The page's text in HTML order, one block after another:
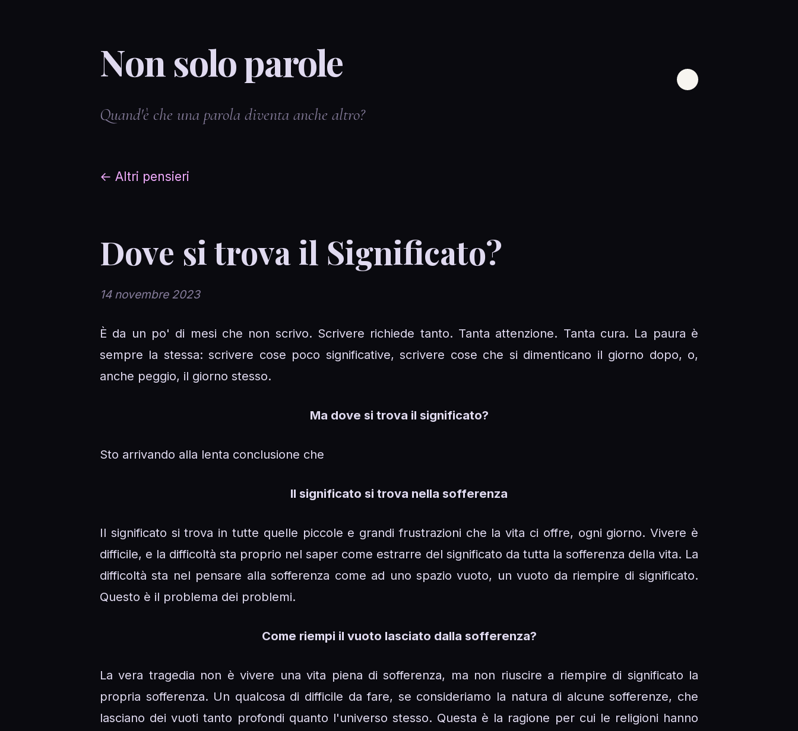
Non solo parole
Quand'è che una parola diventa anche altro?
← Altri pensieri
Dove si trova il Significato?
14 novembre 2023
È da un po' di mesi che non scrivo. Scrivere richiede tanto. Tanta attenzione. Tanta cura. La paura è
sempre la stessa: scrivere cose poco significative, scrivere cose che si dimenticano il giorno dopo, o,
anche peggio, il giorno stesso.
Ma dove si trova il significato?
Sto arrivando alla lenta conclusione che
Il significato si trova nella sofferenza
Il significato si trova in tutte quelle piccole e grandi frustrazioni che la vita ci offre, ogni giorno. Vivere è
difficile, e la difficoltà sta proprio nel saper come estrarre del significato da tutta la sofferenza della vita. La
difficoltà sta nel pensare alla sofferenza come ad uno spazio vuoto, un vuoto da riempire di significato.
Questo è il problema dei problemi.
Come riempi il vuoto lasciato dalla sofferenza?
La vera tragedia non è vivere una vita piena di sofferenza, ma non riuscire a riempire di significato la
propria sofferenza. Un qualcosa di difficile da fare, se consideriamo la natura di alcune sofferenze, che
lasciano dei vuoti tanto profondi quanto l'universo stesso. Questa è la ragione per cui le religioni hanno